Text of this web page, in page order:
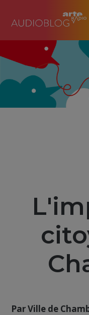
ParVille de